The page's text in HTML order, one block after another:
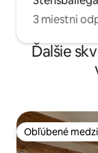
3 miestni
Ďalšie
Obľúbené
Obľúbené